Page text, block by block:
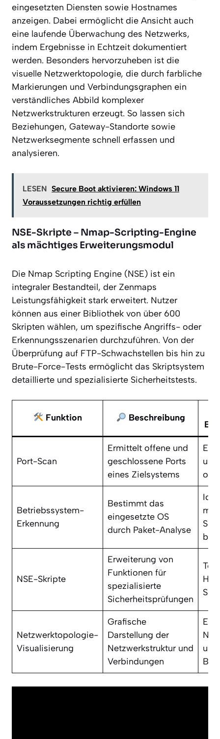
eingesetzten Diensten sowie Hostnames
anzeigen. Dabei ermöglicht die Ansicht auch
eine laufende Überwachung des Netzwerks,
indem Ergebnisse in Echtzeit dokumentiert
werden. Besonders hervorzuheben ist die
visuelle Netzwerktopologie, die durch farbliche
Markierungen und Verbindungsgraphen ein
verständliches Abbild komplexer
Netzwerkstrukturen erzeugt. So lassen sich
Beziehungen, Gateway-Standorte sowie
Netzwerksegmente schnell erfassen und
analysieren.
LESEN Secure Boot aktivieren: Windows 11
Voraussetzungen richtig erfüllen
NSE-Skripte – Nmap-Scripting-Engine
als mächtiges Erweiterungsmodul
Die Nmap Scripting Engine (NSE) ist ein
integraler Bestandteil, der Zenmaps
Leistungsfähigkeit stark erweitert. Nutzer
können aus einer Bibliothek von über 600
Skripten wählen, um spezifische Angriffs- oder
Erkennungsszenarien durchzuführen. Von der
Überprüfung auf FTP-Schwachstellen bis hin zu
Brute-Force-Tests ermöglicht das Skriptsystem
detaillierte und spezialisierte Sicherheitstests.
Funktion Beschreibung
Port-Scan
Ermittelt offene und
geschlossene Ports
eines Zielsystems
Betriebssystem-
Erkennung
Bestimmt das
eingesetzte OS
durch Paket-Analyse
NSE-Skripte
Erweiterung von
Funktionen für
spezialisierte
Sicherheitsprüfungen
Netzwerktopologie-
Visualisierung
Grafische
Darstellung der
Netzwerkstruktur und
Verbindungen